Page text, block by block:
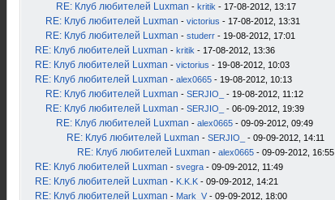
RE: Клуб любителей Luxman - kritik - 17-08-2012, 13:17
RE: Клуб любителей Luxman - victorius - 17-08-2012, 13:31
RE: Клуб любителей Luxman - studerr - 19-08-2012, 17:01
RE: Клуб любителей Luxman - kritik - 17-08-2012, 13:36
RE: Клуб любителей Luxman - victorius - 19-08-2012, 10:03
RE: Клуб любителей Luxman - alex0665 - 19-08-2012, 10:13
RE: Клуб любителей Luxman - SERJIO_ - 19-08-2012, 11:12
RE: Клуб любителей Luxman - SERJIO_ - 06-09-2012, 19:39
RE: Клуб любителей Luxman - alex0665 - 09-09-2012, 09:49
RE: Клуб любителей Luxman - SERJIO_ - 09-09-2012, 14:11
RE: Клуб любителей Luxman - alex0665 - 09-09-2012, 16:55
RE: Клуб любителей Luxman - svegra - 09-09-2012, 11:49
RE: Клуб любителей Luxman - K.K.K - 09-09-2012, 14:21
RE: Клуб любителей Luxman - Mark_V - 09-09-2012, 18:00